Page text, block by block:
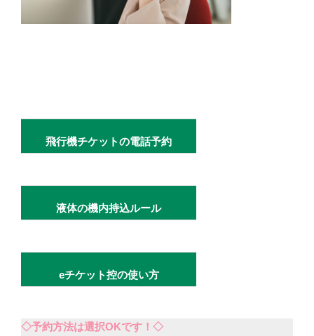
飛行機チケットの電話予約
液体の機内持込ルール
eチケット控の使い方
◇予約方法は選択OKです！◇